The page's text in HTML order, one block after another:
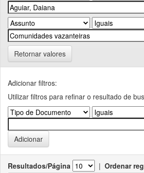
Retornar valores
Adicionar filtros:
Utilizar filtros para refinar o resultado de
Resultados/Página | Ordenar